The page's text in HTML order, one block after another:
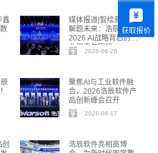
鑫
媒体报道|智绘新生，
解题未来：浩辰软件
2026 AI战略背后的行
业探索与实践
2026-06-26
聚焦AI与工业软件融
合，2026浩辰软件产
品创新峰会召开
2026-06-17
浩辰软件亮相高博
获取报价